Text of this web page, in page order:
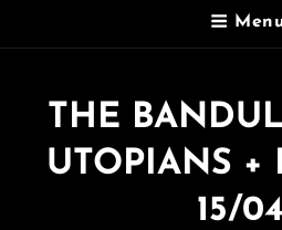
THE
UTOPIANS +
15/